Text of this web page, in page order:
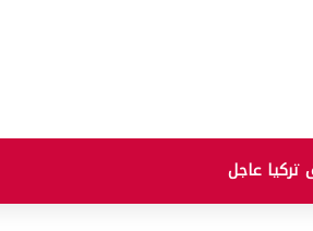
تركيا عاجل